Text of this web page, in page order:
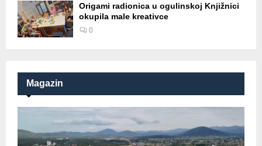
Origami radionica u ogulinskoj Knjižnici
okupila male kreativce
0
Magazin